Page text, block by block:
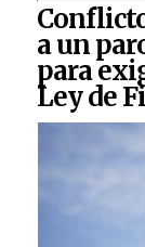
a un
para
Ley de